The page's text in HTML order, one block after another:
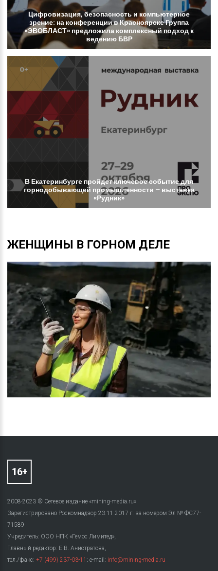
Цифровизация, безопасность и компьютерное
зрение: на конференциивКрасноярскеГруппа
«ЭВОБЛАСТ» предложила комплексный подход к
ведению БВР
В Екатеринбурге пройдетключевоесобытиедля
горнодобывающей промышленности – выставка
«Рудник»
ЖЕНЩИНЫ В ГОРНОМ ДЕЛЕ
2008-2023 © Сетевое издание «mining-media.ru»
Зарегистрировано Роскомнадзор 23.11.2017 г. за номером Эл № ФС77-
71589
Учредитель: ООО НПК «Гемос Лимитед»,
Главный редактор: Е.В. Анистратова,
тел./факс: +7 (499) 237-03-11 ; e-mail: info@mining-media.ru